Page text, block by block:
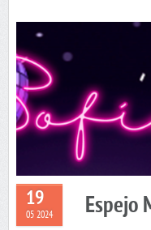
19
05 2024 Espejo